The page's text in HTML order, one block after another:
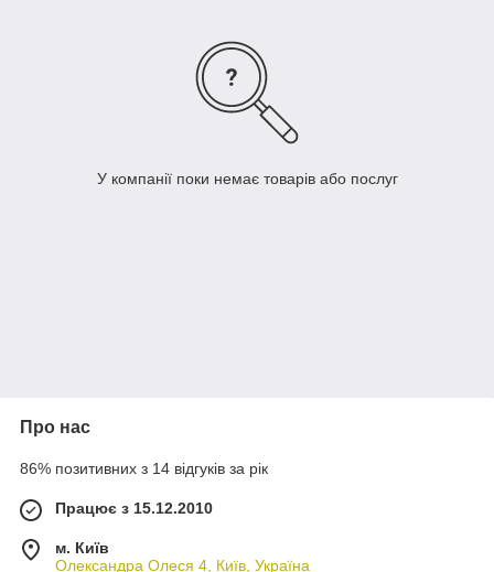
У компанії поки немає товарів або послуг
Про нас
86% позитивних з 14 відгуків за рік
Працює з 15.12.2010
м. Київ
Олександра Олеся 4, Київ, Україна